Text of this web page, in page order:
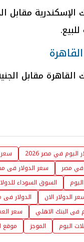
اليوم في مصر 2026
سعر
في مصر
سعر الدولار فى
السوق السوداء
الدولار الان الدولار فى
فى البنك الاهلي سعر
اليوم الموجز موقع